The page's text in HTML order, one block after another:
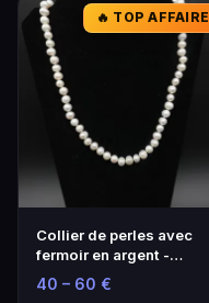
🔥 TOP AFFAIRE
Collier de perles avec
fermoir en argent -
Élégance intemporelle
40 – 60 €